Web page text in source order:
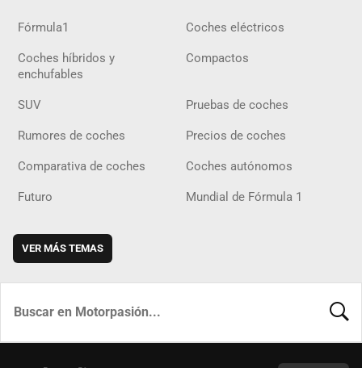
Fórmula1 Coches eléctricos
Coches híbridos y
enchufables
Compactos
SUV Pruebas de coches
Rumores de coches Precios de coches
Comparativa de coches Coches autónomos
Futuro Mundial de Fórmula 1
VER MÁS TEMAS